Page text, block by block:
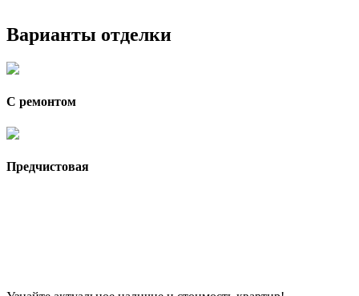
Варианты отделки
С ремонтом
Предчистовая